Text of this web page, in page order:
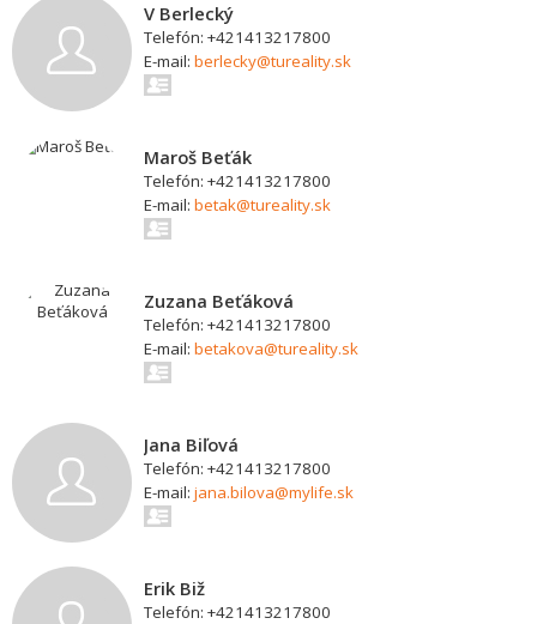
V Berlecký
Telefón: +421413217800
E-mail: berlecky@tureality.sk
Maroš Beťák
Telefón: +421413217800
E-mail: betak@tureality.sk
Zuzana Beťáková
Telefón: +421413217800
E-mail: betakova@tureality.sk
Jana Biľová
Telefón: +421413217800
E-mail: jana.bilova@mylife.sk
Erik Biž
Telefón: +421413217800